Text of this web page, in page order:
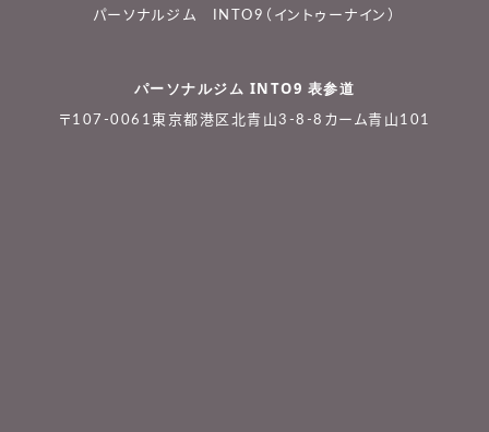
パーソナルジム INTO9（イントゥーナイン）
パーソナルジム INTO9 表参道
〒107-0061東京都港区北青山3-8-8カーム青山101